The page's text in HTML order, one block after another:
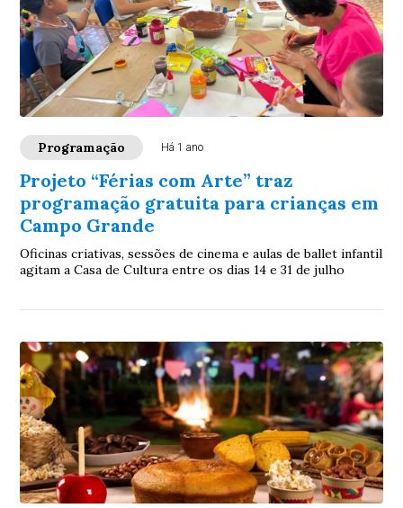
Programação Há 1 ano
Projeto “Férias com Arte” traz
programação gratuita para crianças em
Campo Grande
Oficinas criativas, sessões de cinema e aulas de ballet infantil
agitam a Casa de Cultura entre os dias 14 e 31 de julho